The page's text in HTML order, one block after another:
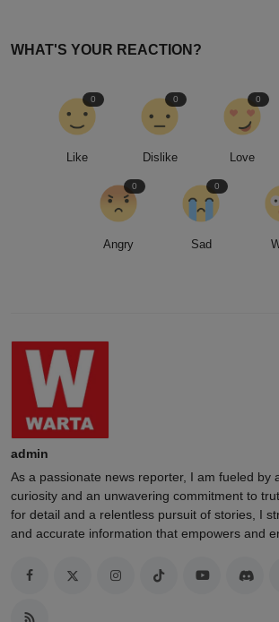
WHAT'S YOUR REACTION?
Like
0
Dislike
0
Love
0
Angry
0
Sad
0
admin
As a passionate news reporter, I am fueled by
curiosity and an unwavering commitment to
for detail and a relentless pursuit of stories, I
and accurate information that empowers and